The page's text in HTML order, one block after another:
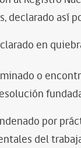
declarado así
en
o
por
del